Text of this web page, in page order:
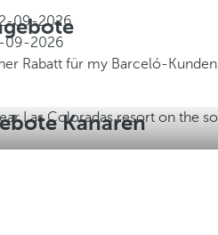
09-2026
09-2026
Rabatt für my Barceló-Kunden
Kanaren